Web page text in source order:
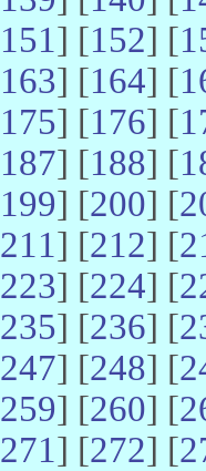
151] [152] [
163] [164] [
175] [176] [
187] [188] [
199] [200] [
211] [212] [
223] [224] [
235] [236] [
247] [248] [
259] [260] [
271] [272] [